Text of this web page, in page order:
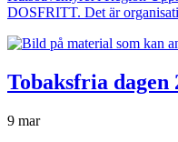
DOSFRITT. Det är
Tobaksfria dagen
9 mar